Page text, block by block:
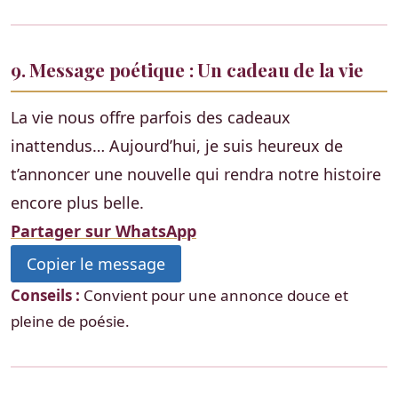
9. Message poétique : Un cadeau de la vie
La vie nous offre parfois des cadeaux
inattendus… Aujourd’hui, je suis heureux de
t’annoncer une nouvelle qui rendra notre histoire
encore plus belle.
Partager sur WhatsApp
Copier le message
Conseils : Convient pour une annonce douce et
pleine de poésie.